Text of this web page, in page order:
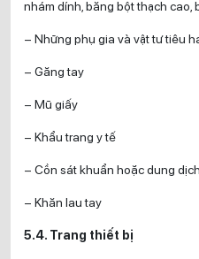
nhám dính, băng bột thạch cao,
– Những phụ gia và vật tư tiêu
– Găng tay
– Mũ giấy
– Khẩu trang y tế
– Cồn sát khuẩn hoặc dung
– Khăn lau tay
5.4. Trang thiết bị